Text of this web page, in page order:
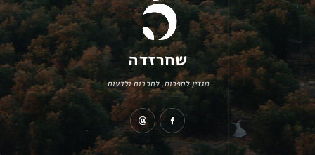
שחרזדה
מגזין לספרות, לתרבות ולדעות